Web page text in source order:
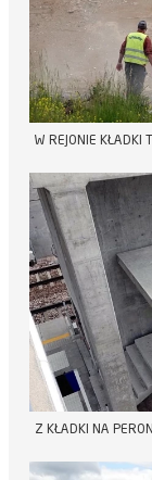
W REJONIE KŁADKI
Z KŁADKI NA